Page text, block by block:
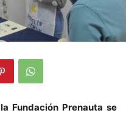
Fundación Prenauta se